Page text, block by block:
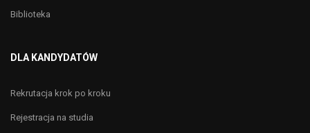
Biblioteka
DLA KANDYDATÓW
Rekrutacja krok po kroku
Rejestracja na studia